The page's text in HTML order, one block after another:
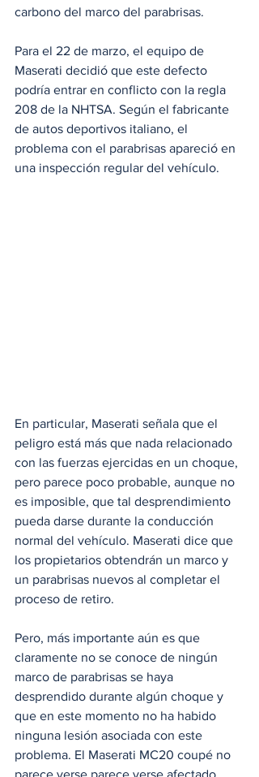
carbono del marco del parabrisas.
Para el 22 de marzo, el equipo de
Maserati decidió que este defecto
podría entrar en conflicto con la regla
208 de la NHTSA. Según el fabricante
de autos deportivos italiano, el
problema con el parabrisas apareció en
una inspección regular del vehículo.
En particular, Maserati señala que el
peligro está más que nada relacionado
con las fuerzas ejercidas en un choque,
pero parece poco probable, aunque no
es imposible, que tal desprendimiento
pueda darse durante la conducción
normal del vehículo. Maserati dice que
los propietarios obtendrán un marco y
un parabrisas nuevos al completar el
proceso de retiro.
Pero, más importante aún es que
claramente no se conoce de ningún
marco de parabrisas se haya
desprendido durante algún choque y
que en este momento no ha habido
ninguna lesión asociada con este
problema. El Maserati MC20 coupé no